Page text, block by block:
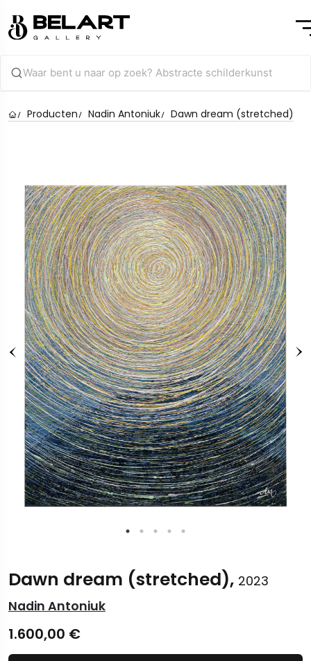
Producten Nadin Antoniuk Dawn dream (stretched)
Dawn dream (stretched), 2023
Nadin Antoniuk
1.600,00 €